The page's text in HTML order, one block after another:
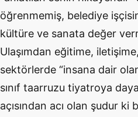
öğrenmemiş, belediye
kültüre ve sanata değer
Ulaşımdan eğitime,
sektörlerde “insana dair
sınıf taarruzu tiyatroya
açısından acı olan şudur ki